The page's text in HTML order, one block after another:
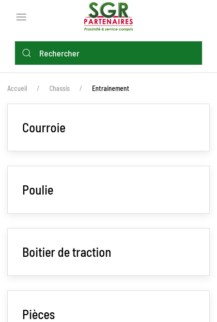
principal
FIL
D'ARIANE
Accueil Chassis Entrainement
Courroie
Poulie
Boitier de traction
Pièces